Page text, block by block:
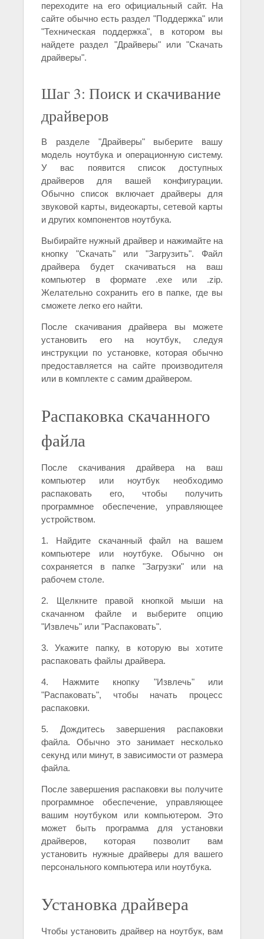
переходите на его официальный сайт. На
сайте обычно есть раздел "Поддержка" или
"Техническая поддержка", в котором вы
найдете раздел "Драйверы" или "Скачать
драйверы".
Шаг 3: Поиск и скачивание
драйверов
В разделе "Драйверы" выберите вашу
модель ноутбука и операционную систему.
У вас появится список доступных
драйверов для вашей конфигурации.
Обычно список включает драйверы для
звуковой карты, видеокарты, сетевой карты
и других компонентов ноутбука.
Выбирайте нужный драйвер и нажимайте на
кнопку "Скачать" или "Загрузить". Файл
драйвера будет скачиваться на ваш
компьютер в формате .exe или .zip.
Желательно сохранить его в папке, где вы
сможете легко его найти.
После скачивания драйвера вы можете
установить его на ноутбук, следуя
инструкции по установке, которая обычно
предоставляется на сайте производителя
или в комплекте с самим драйвером.
Распаковка скачанного
файла
После скачивания драйвера на ваш
компьютер или ноутбук необходимо
распаковать его, чтобы получить
программное обеспечение, управляющее
устройством.
1. Найдите скачанный файл на вашем
компьютере или ноутбуке. Обычно он
сохраняется в папке "Загрузки" или на
рабочем столе.
2. Щелкните правой кнопкой мыши на
скачанном файле и выберите опцию
"Извлечь" или "Распаковать".
3. Укажите папку, в которую вы хотите
распаковать файлы драйвера.
4. Нажмите кнопку "Извлечь" или
"Распаковать", чтобы начать процесс
распаковки.
5. Дождитесь завершения распаковки
файла. Обычно это занимает несколько
секунд или минут, в зависимости от размера
файла.
После завершения распаковки вы получите
программное обеспечение, управляющее
вашим ноутбуком или компьютером. Это
может быть программа для установки
драйверов, которая позволит вам
установить нужные драйверы для вашего
персонального компьютера или ноутбука.
Установка драйвера
Чтобы установить драйвер на ноутбук, вам